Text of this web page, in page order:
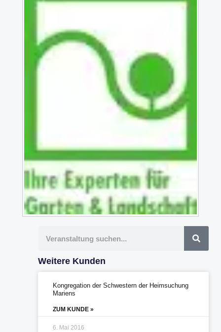
Weitere Kunden
Kongregation der Schwestern der Heimsuchung
Mariens
ZUM KUNDE »
6. Mai 2016